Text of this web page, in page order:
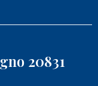
20831